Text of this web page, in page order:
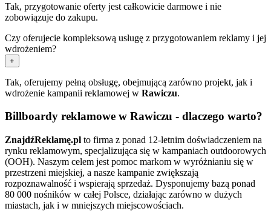
Tak, przygotowanie oferty jest całkowicie darmowe i nie
zobowiązuje do zakupu.
Czy oferujecie kompleksową usługę z przygotowaniem reklamy i jej
wdrożeniem?
+
Tak, oferujemy pełną obsługę, obejmującą zarówno projekt, jak i
wdrożenie kampanii reklamowej w Rawiczu.
Billboardy reklamowe w Rawiczu - dlaczego warto?
ZnajdźReklamę.pl to firma z ponad 12-letnim doświadczeniem na
rynku reklamowym, specjalizująca się w kampaniach outdoorowych
(OOH). Naszym celem jest pomoc markom w wyróżnianiu się w
przestrzeni miejskiej, a nasze kampanie zwiększają
rozpoznawalność i wspierają sprzedaż. Dysponujemy bazą ponad
80 000 nośników w całej Polsce, działając zarówno w dużych
miastach, jak i w mniejszych miejscowościach.